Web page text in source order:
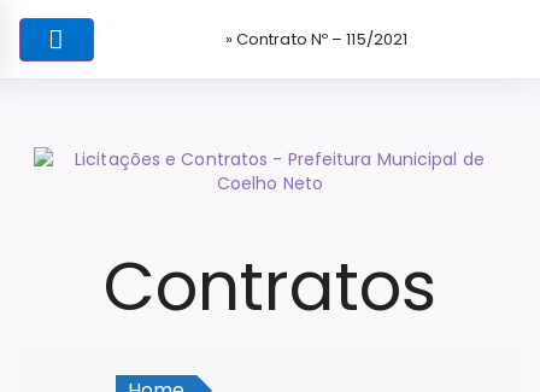
» Contrato Nº – 115/2021
Contratos